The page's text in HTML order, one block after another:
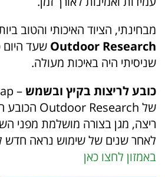
מבחינתי, הציוד האיכותי והטוב
Outdoor Research שעד
שניסיתי היה באיכות מעולה.
כובע לריצות בקיץ ובשמש –
של Outdoor Research הכובע
ריצה, מגן בצורה מושלמת מפני
לאחר שנים של שימוש נראה חדש
באמזון לחצו כאן